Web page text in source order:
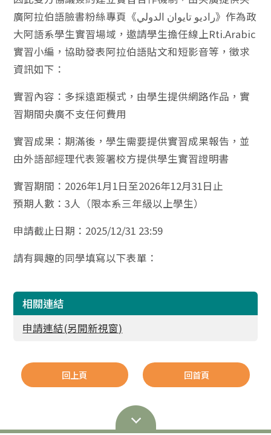
廣阿拉伯語臉書粉絲專頁《راديو تايوان الدولي》作為政
大阿語系學生實習場域，邀請學生擔任線上Rti.Arabic
實習小編，協助發表阿拉伯語貼文和短影音等，徵求
資訊如下：
實習內容：多採遠距模式，由學生提供網路作品，實
習期間央廣不支任何費用
實習成果：期滿後，學生需要提供實習成果報告，並
由外語部經理代表簽署校方提供學生實習證明書
實習期間：2026年1月1日至2026年12月31日止
預期人數：3人（限本系三年級以上學生）
申請截止日期：2025/12/31 23:59
請有興趣的同學填寫以下表單：
相關連結
申請連結(另開新視窗)
回上頁 回首頁